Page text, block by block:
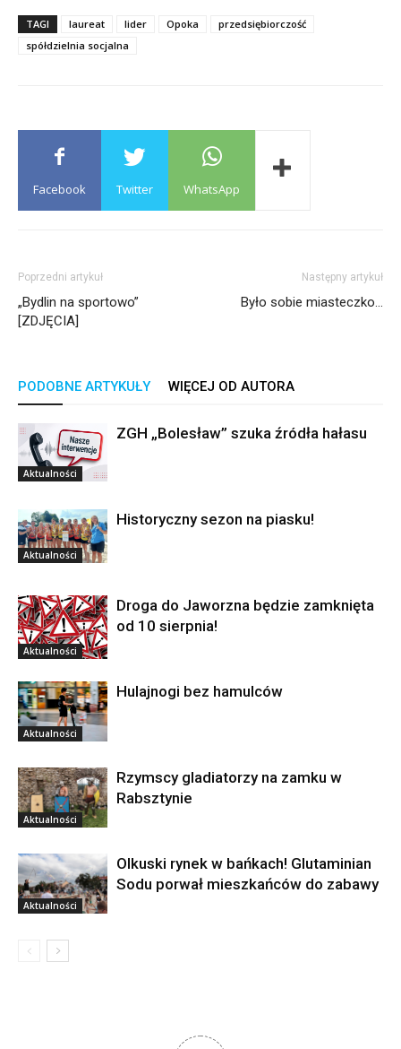
TAGI laureat lider Opoka
przedsiębiorczość
spółdzielnia socjalna
Facebook Twitter WhatsApp
Poprzedni artykuł
„Bydlin na sportowo”
[ZDJĘCIA]
Następny artykuł
Było sobie miasteczko…
PODOBNE ARTYKUŁY WIĘCEJ OD AUTORA
Aktualności
ZGH „Bolesław” szuka źródła hałasu
Aktualności
Historyczny sezon na piasku!
Aktualności
Droga do Jaworzna będzie zamknięta
od 10 sierpnia!
Aktualności
Hulajnogi bez hamulców
Aktualności
Rzymscy gladiatorzy na zamku w
Rabsztynie
Aktualności
Olkuski rynek w bańkach! Glutaminian
Sodu porwał mieszkańców do zabawy